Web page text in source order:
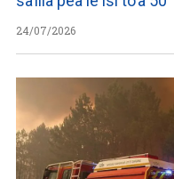
24/07/2026